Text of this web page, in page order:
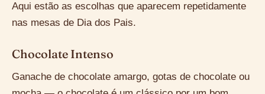
Aqui estão as escolhas que aparecem repetidamente
nas mesas de Dia dos Pais.
Chocolate Intenso
Ganache de chocolate amargo, gotas de chocolate ou